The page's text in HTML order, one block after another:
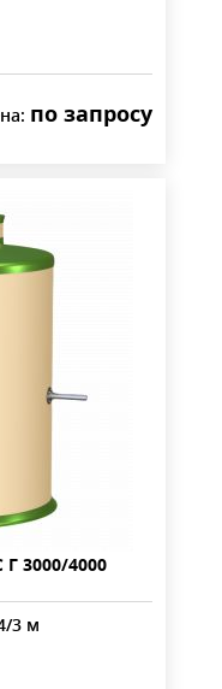
по запросу
3000/4000
3 м